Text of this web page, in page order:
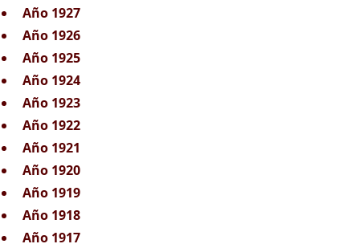
Año 1927
Año 1926
Año 1925
Año 1924
Año 1923
Año 1922
Año 1921
Año 1920
Año 1919
Año 1918
Año 1917